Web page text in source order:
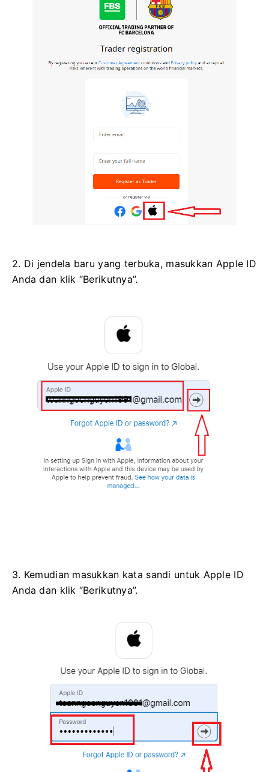
2. Di jendela baru yang terbuka, masukkan Apple ID
Anda dan klik “Berikutnya”.
3. Kemudian masukkan kata sandi untuk Apple ID
Anda dan klik “Berikutnya”.